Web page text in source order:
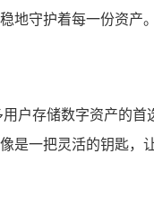
地守护着每一份资产。
户存储数字资产的
是一把灵活的钥匙